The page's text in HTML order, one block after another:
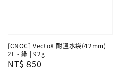
[CNOC] VectoX 耐溫水袋(42mm)
2L - 綠 | 92g
Regular
NT$ 850